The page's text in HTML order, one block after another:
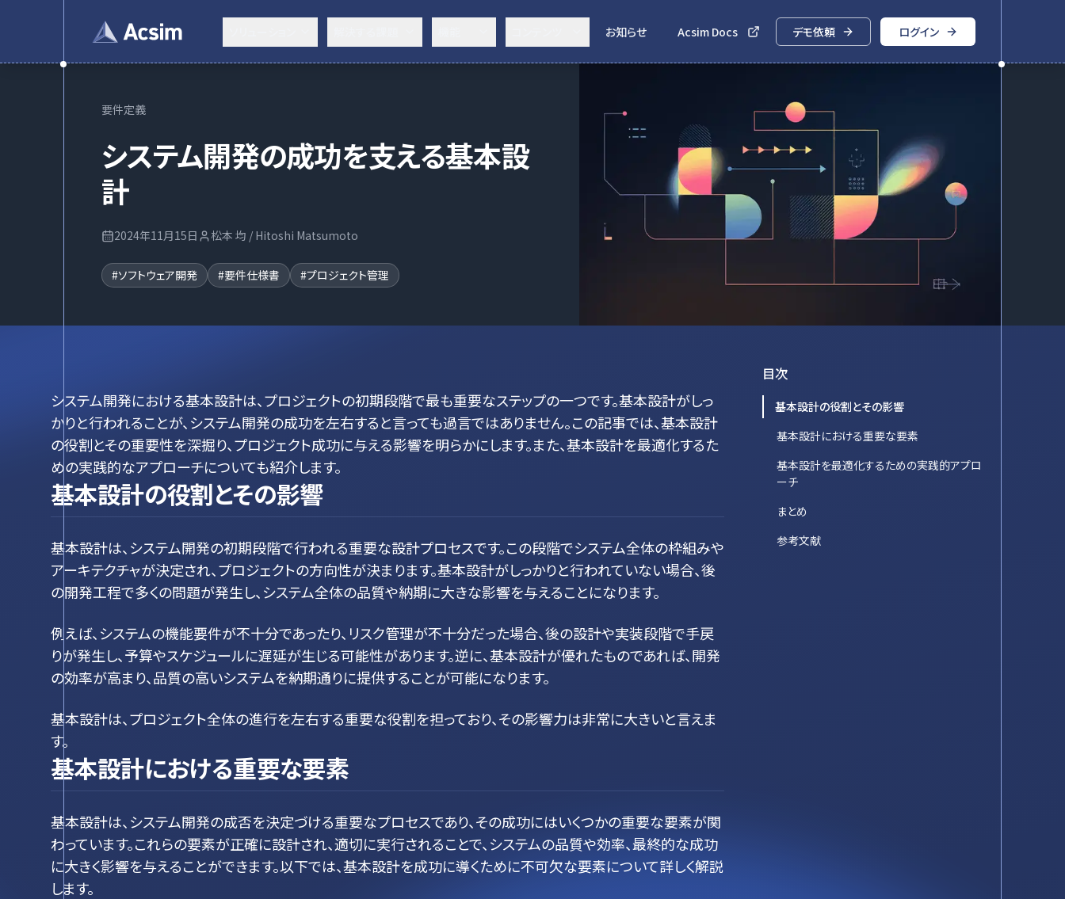
お知らせ Acsim Docs デモ依頼 ログイン
要件定義
システム開発の成功を支える基本設
計
2024年11月15日 松本 均 / Hitoshi Matsumoto
#ソフトウェア開発 #要件仕様書 #プロジェクト管理
システム開発における基本設計は、プロジェクトの初期段階で最も重要なステップの一つです。基本設計がしっ
かりと行われることが、システム開発の成功を左右すると言っても過言ではありません。この記事では、基本設計
の役割とその重要性を深掘り、プロジェクト成功に与える影響を明らかにします。また、基本設計を最適化するた
めの実践的なアプローチについても紹介します。
基本設計の役割とその影響
基本設計は、システム開発の初期段階で行われる重要な設計プロセスです。この段階でシステム全体の枠組みや
アーキテクチャが決定され、プロジェクトの方向性が決まります。基本設計がしっかりと行われていない場合、後
の開発工程で多くの問題が発生し、システム全体の品質や納期に大きな影響を与えることになります。
例えば、システムの機能要件が不十分であったり、リスク管理が不十分だった場合、後の設計や実装段階で手戻
りが発生し、予算やスケジュールに遅延が生じる可能性があります。逆に、基本設計が優れたものであれば、開発
の効率が高まり、品質の高いシステムを納期通りに提供することが可能になります。
基本設計は、プロジェクト全体の進行を左右する重要な役割を担っており、その影響力は非常に大きいと言えま
す。
基本設計における重要な要素
基本設計は、システム開発の成否を決定づける重要なプロセスであり、その成功にはいくつかの重要な要素が関
わっています。これらの要素が正確に設計され、適切に実行されることで、システムの品質や効率、最終的な成功
に大きく影響を与えることができます。以下では、基本設計を成功に導くために不可欠な要素について詳しく解説
します。
目次
基本設計の役割とその影響
基本設計における重要な要素
基本設計を最適化するための実践的アプロ
ーチ
まとめ
参考文献